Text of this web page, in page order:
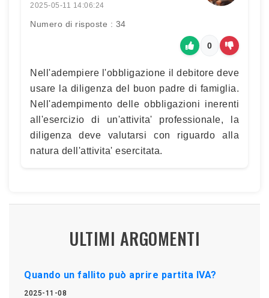
2025-05-11 14:06:24
Numero di risposte : 34
0
Nell'adempiere l'obbligazione il debitore deve
usare la diligenza del buon padre di famiglia.
Nell'adempimento delle obbligazioni inerenti
all'esercizio di un'attivita' professionale, la
diligenza deve valutarsi con riguardo alla
natura dell'attivita' esercitata.
ULTIMI ARGOMENTI
Quando un fallito può aprire partita IVA?
2025-11-08